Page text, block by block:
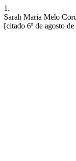
1.
Sarah Maria Melo
[citado 6º de agosto